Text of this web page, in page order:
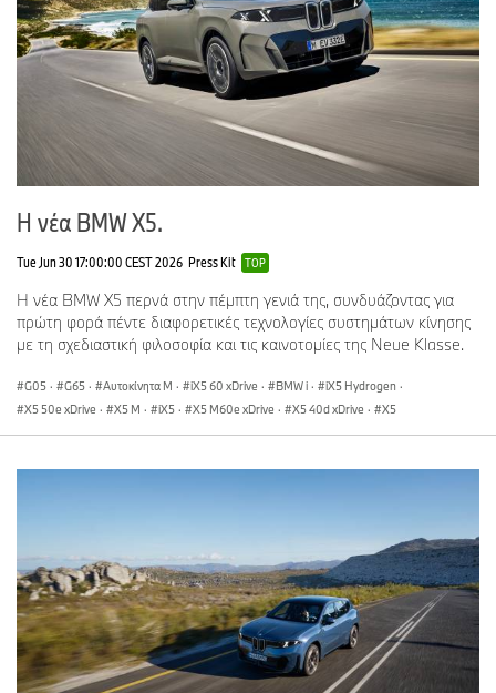
Η νέα BMW X5.
Tue Jun 30 17:00:00 CEST 2026 Press Kit TOP
Η νέα BMW X5 περνά στην πέμπτη γενιά της, συνδυάζοντας για
πρώτη φορά πέντε διαφορετικές τεχνολογίες συστημάτων κίνησης
με τη σχεδιαστική φιλοσοφία και τις καινοτομίες της Neue Klasse.
G05 · G65 · Αυτοκίνητα M · iX5 60 xDrive · BMW i · iX5 Hydrogen ·
X5 50e xDrive · X5 M · iX5 · X5 M60e xDrive · X5 40d xDrive · X5